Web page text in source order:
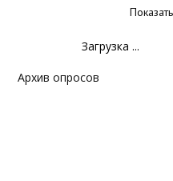
Загрузка ...
Архив опросов